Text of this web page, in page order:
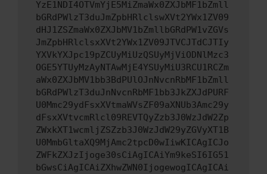
YzE1NDI4OTVmYjE5MiZmaWx0ZXJbMF1bZmll
bGRdPWlzT3duJmZpbHRlclswXVt2YWx1ZV09
dHJ1ZSZmaWx0ZXJbMV1bZmllbGRdPW1vZGVs
JmZpbHRlclsxXVt2YWx1ZV09JTVCJTdCJTIy
YXVkYXJpc19pZCUyMiUzQSUyMjViODNlMzc3
OGE5YTUyMzAyNTAwMjE4YSUyMiU3RCU1RCZm
aWx0ZXJbMV1bb3BdPUlOJnNvcnRbMF1bZmll
bGRdPWlzT3duJnNvcnRbMF1bb3JkZXJdPURF
U0Mmc29ydFsxXVtmaWVsZF09aXNUb3Amc29y
dFsxXVtvcmRlcl09REVTQyZzb3J0WzJdW2Zp
ZWxkXT1wcmljZSZzb3J0WzJdW29yZGVyXT1B
U0MmbGltaXQ9MjAmc2tpcD0wIiwKICAgICJo
ZWFkZXJzIjoge30sCiAgICAiYm9keSI6IG51
bGwsCiAgICAiZXhwZWN0IjogewogICAgICAi